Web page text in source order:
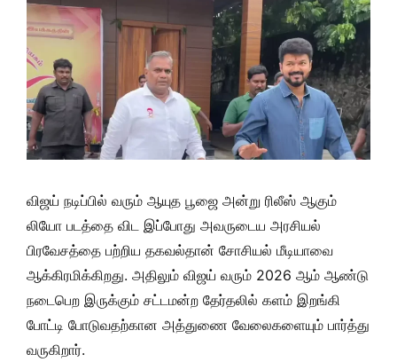
விஜய் நடிப்பில் வரும் ஆயுத பூஜை அன்று ரிலீஸ் ஆகும்
லியோ படத்தை விட இப்போது அவருடைய அரசியல்
பிரவேசத்தை பற்றிய தகவல்தான் சோசியல் மீடியாவை
ஆக்கிரமிக்கிறது. அதிலும் விஜய் வரும் 2026 ஆம் ஆண்டு
நடைபெற இருக்கும் சட்டமன்ற தேர்தலில் களம் இறங்கி
போட்டி போடுவதற்கான அத்துணை வேலைகளையும் பார்த்து
வருகிறார்.